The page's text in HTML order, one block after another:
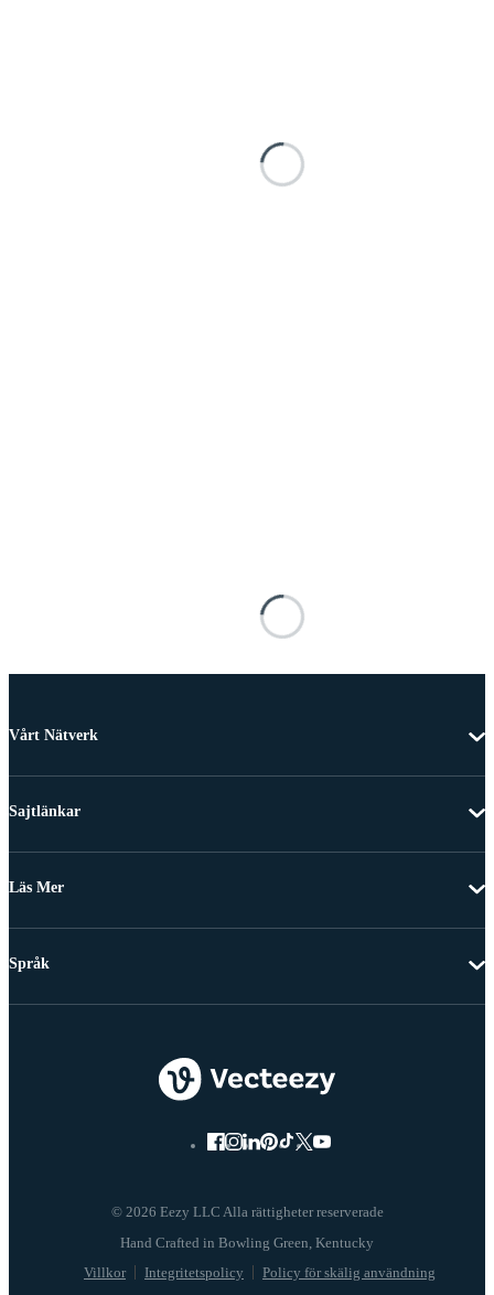
Vårt Nätverk
Sajtlänkar
Läs Mer
© 2026 Eezy LLC Alla rättigheter reserverade
Villkor Integritetspolicy Policy för skälig användning
Språk